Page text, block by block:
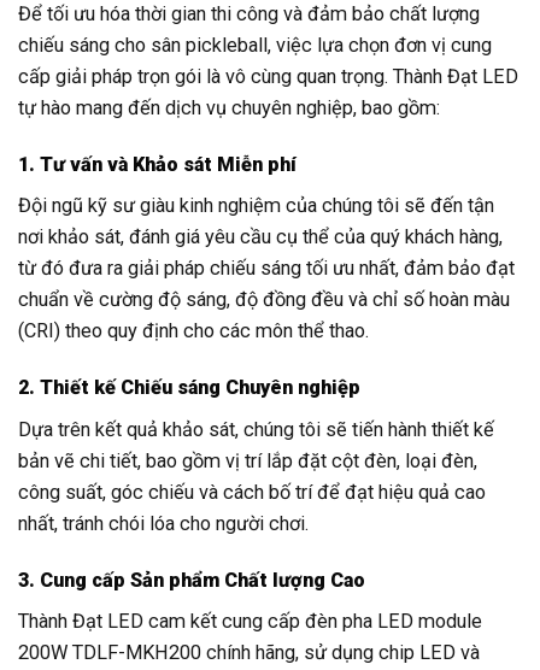
Để tối ưu hóa thời gian thi công và đảm bảo chất lượng
chiếu sáng cho sân pickleball, việc lựa chọn đơn vị cung
cấp giải pháp trọn gói là vô cùng quan trọng. Thành Đạt LED
tự hào mang đến dịch vụ chuyên nghiệp, bao gồm:
1. Tư vấn và Khảo sát Miễn phí
Đội ngũ kỹ sư giàu kinh nghiệm của chúng tôi sẽ đến tận
nơi khảo sát, đánh giá yêu cầu cụ thể của quý khách hàng,
từ đó đưa ra giải pháp chiếu sáng tối ưu nhất, đảm bảo đạt
chuẩn về cường độ sáng, độ đồng đều và chỉ số hoàn màu
(CRI) theo quy định cho các môn thể thao.
2. Thiết kế Chiếu sáng Chuyên nghiệp
Dựa trên kết quả khảo sát, chúng tôi sẽ tiến hành thiết kế
bản vẽ chi tiết, bao gồm vị trí lắp đặt cột đèn, loại đèn,
công suất, góc chiếu và cách bố trí để đạt hiệu quả cao
nhất, tránh chói lóa cho người chơi.
3. Cung cấp Sản phẩm Chất lượng Cao
Thành Đạt LED cam kết cung cấp đèn pha LED module
200W TDLF-MKH200 chính hãng, sử dụng chip LED và